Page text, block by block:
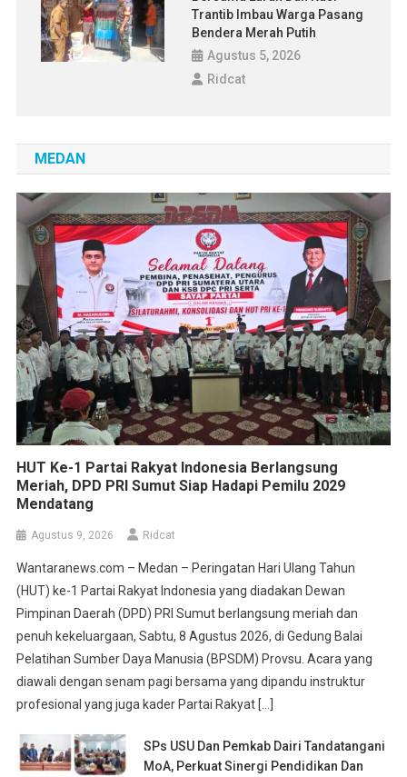
Trantib Imbau Warga Pasang
Bendera Merah Putih
Agustus 5, 2026
Ridcat
MEDAN
HUT Ke-1 Partai Rakyat Indonesia Berlangsung
Meriah, DPD PRI Sumut Siap Hadapi Pemilu 2029
Mendatang
Agustus 9, 2026 Ridcat
Wantaranews.com – Medan – Peringatan Hari Ulang Tahun
(HUT) ke-1 Partai Rakyat Indonesia yang diadakan Dewan
Pimpinan Daerah (DPD) PRI Sumut berlangsung meriah dan
penuh kekeluargaan, Sabtu, 8 Agustus 2026, di Gedung Balai
Pelatihan Sumber Daya Manusia (BPSDM) Provsu. Acara yang
diawali dengan senam pagi bersama yang dipandu instruktur
profesional yang juga kader Partai Rakyat […]
SPs USU Dan Pemkab Dairi Tandatangani
MoA, Perkuat Sinergi Pendidikan Dan